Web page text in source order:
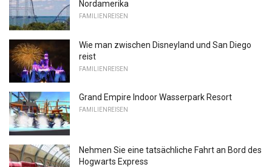
Nordamerika
FAMILIENREISEN
Wie man zwischen Disneyland und San Diego
reist
FAMILIENREISEN
Grand Empire Indoor Wasserpark Resort
FAMILIENREISEN
Nehmen Sie eine tatsächliche Fahrt an Bord des
Hogwarts Express